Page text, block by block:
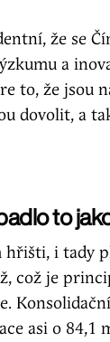
že se
a
to, že jsou
dovolit, a
to
hřišti, i tady
což je
asi o 84,1